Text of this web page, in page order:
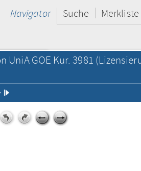
Navigator Suche Merkliste
UniA GOE Kur. 3981